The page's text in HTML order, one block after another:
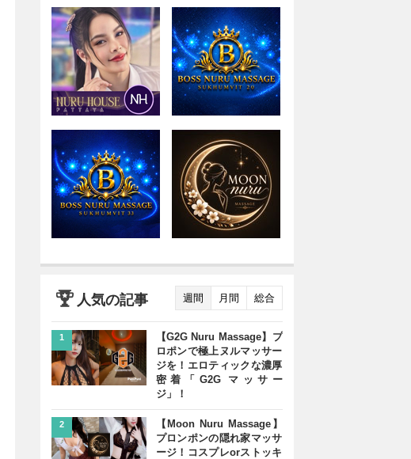
人気の記事 週間 月間 総合
1
【G2G Nuru Massage】プ
ロポンで極上ヌルマッサー
ジを！エロティックな濃厚
密着「G2G マッサー
ジ」！
2
【Moon Nuru Massage】
プロンポンの隠れ家マッサ
ージ！コスプレorストッキ